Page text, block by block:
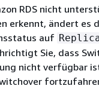
RDS nicht
erkennt, ändert es
auf
Sie, dass
nicht verfügbar